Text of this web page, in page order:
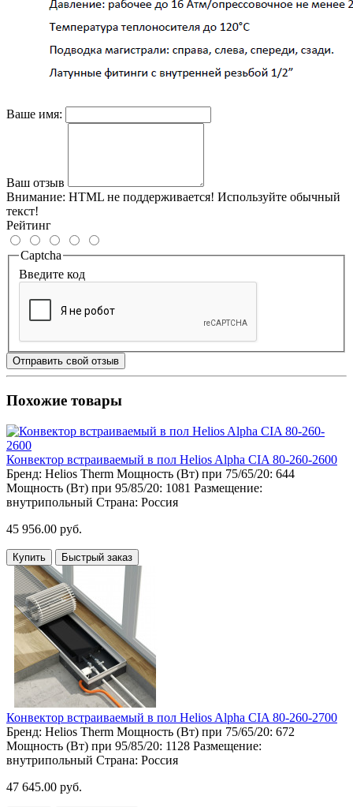
Ваше имя:
Ваш отзыв
Внимание: HTML не поддерживается! Используйте обычный
текст!
Рейтинг
Captcha
Введите код
Отправить свой отзыв
Похожие товары
Конвектор встраиваемый в пол Helios Alpha CIA 80-260-2600
Бренд: Helios Therm Мощность (Вт) при 75/65/20: 644
Мощность (Вт) при 95/85/20: 1081 Размещение:
внутрипольный Страна: Россия
45 956.00 руб.
Купить Быстрый заказ
Конвектор встраиваемый в пол Helios Alpha CIA 80-260-2700
Бренд: Helios Therm Мощность (Вт) при 75/65/20: 672
Мощность (Вт) при 95/85/20: 1128 Размещение:
внутрипольный Страна: Россия
47 645.00 руб.